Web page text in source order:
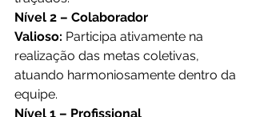
Nível 2 – Colaborador
Valioso: Participa ativamente na
realização das metas coletivas,
atuando harmoniosamente dentro da
equipe.
Nível 1 – Profissional